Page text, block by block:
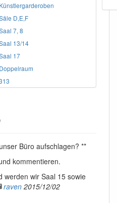
Künstlergarderoben
D,E,F
7, 8
13/14
17
Doppelraum
Büro aufschlagen? **
kommentieren.
werden wir Saal 15 sowie
raven 2015/12/02